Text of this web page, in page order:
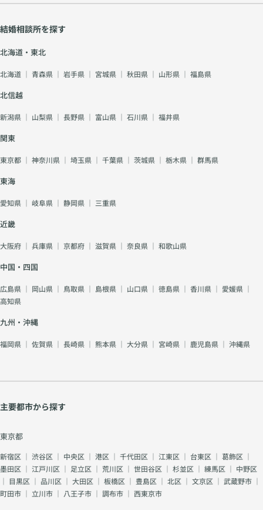
結婚相談所を探す
北海道・東北
北海道 ｜ 青森県 ｜ 岩手県 ｜ 宮城県 ｜ 秋田県 ｜ 山形県 ｜ 福島県
北信越
新潟県 ｜ 山梨県 ｜ 長野県 ｜ 富山県 ｜ 石川県 ｜ 福井県
関東
東京都 ｜ 神奈川県 ｜ 埼玉県 ｜ 千葉県 ｜ 茨城県 ｜ 栃木県 ｜ 群馬県
東海
愛知県 ｜ 岐阜県 ｜ 静岡県 ｜ 三重県
近畿
大阪府 ｜ 兵庫県 ｜ 京都府 ｜ 滋賀県 ｜ 奈良県 ｜ 和歌山県
中国・四国
広島県 ｜ 岡山県 ｜ 鳥取県 ｜ 島根県 ｜ 山口県 ｜ 徳島県 ｜ 香川県 ｜ 愛媛県 ｜
高知県
九州・沖縄
福岡県 ｜ 佐賀県 ｜ 長崎県 ｜ 熊本県 ｜ 大分県 ｜ 宮崎県 ｜ 鹿児島県 ｜ 沖縄県
主要都市から探す
東京都
新宿区 ｜ 渋谷区 ｜ 中央区 ｜ 港区 ｜ 千代田区 ｜ 江東区 ｜ 台東区 ｜ 葛飾区 ｜
墨田区 ｜ 江戸川区 ｜ 足立区 ｜ 荒川区 ｜ 世田谷区 ｜ 杉並区 ｜ 練馬区 ｜ 中野区
｜ 目黒区 ｜ 品川区 ｜ 大田区 ｜ 板橋区 ｜ 豊島区 ｜ 北区 ｜ 文京区 ｜ 武蔵野市 ｜
町田市 ｜ 立川市 ｜ 八王子市 ｜ 調布市 ｜ 西東京市